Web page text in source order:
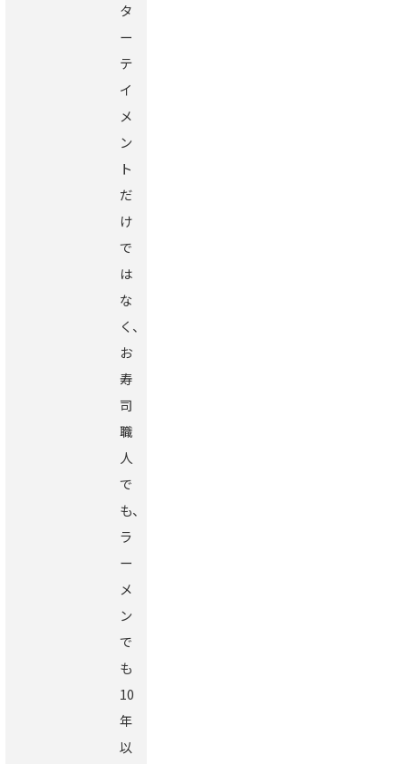
タ
ー
テ
イ
メ
ン
ト
だ
け
で
は
な
く、
お
寿
司
職
人
で
も、
ラ
ー
メ
ン
で
も
10
年
以